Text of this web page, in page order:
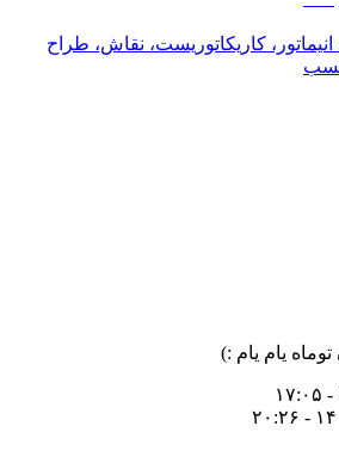
کاریکاتوریست، نقاش، طراح
یام یام :)